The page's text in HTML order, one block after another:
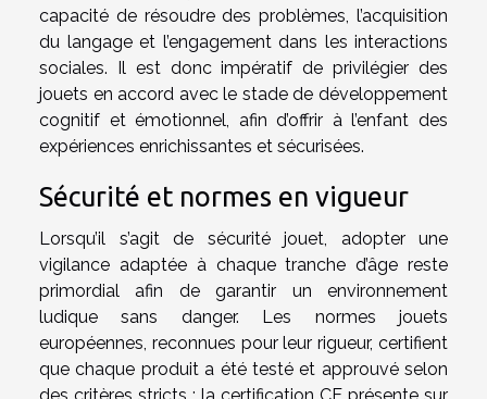
capacité de résoudre des problèmes, l’acquisition
du langage et l’engagement dans les interactions
sociales. Il est donc impératif de privilégier des
jouets en accord avec le stade de développement
cognitif et émotionnel, afin d’offrir à l’enfant des
expériences enrichissantes et sécurisées.
Sécurité et normes en vigueur
Lorsqu’il s’agit de sécurité jouet, adopter une
vigilance adaptée à chaque tranche d’âge reste
primordial afin de garantir un environnement
ludique sans danger. Les normes jouets
européennes, reconnues pour leur rigueur, certifient
que chaque produit a été testé et approuvé selon